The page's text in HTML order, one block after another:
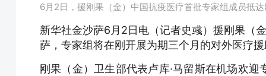
6月2日，援刚果（金）中国抗疫医疗首批专家组成员抵
新华社金沙萨6月2日电（记者史彧）援刚果（
萨，专家组将在刚开展为期三个月的对外医疗
刚果（金）卫生部代表卢库·马留斯在机场欢